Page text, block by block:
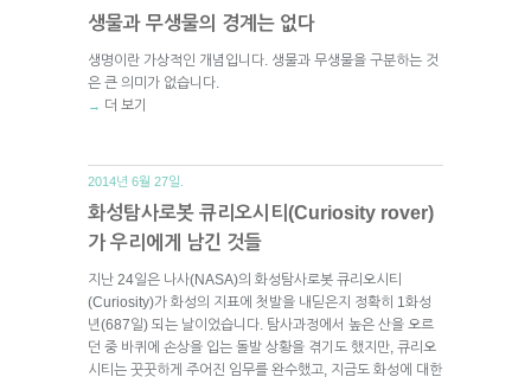
생물과 무생물의 경계는 없다
생명이란 가상적인 개념입니다. 생물과 무생물을 구분하는 것
은 큰 의미가 없습니다.
→ 더 보기
2014년 6월 27일.
화성탐사로봇 큐리오시티(Curiosity rover)
가 우리에게 남긴 것들
지난 24일은 나사(NASA)의 화성탐사로봇 큐리오시티
(Curiosity)가 화성의 지표에 첫발을 내딛은지 정확히 1화성
년(687일) 되는 날이었습니다. 탐사과정에서 높은 산을 오르
던 중 바퀴에 손상을 입는 돌발 상황을 겪기도 했지만, 큐리오
시티는 꿋꿋하게 주어진 임무를 완수했고, 지금도 화성에 대한